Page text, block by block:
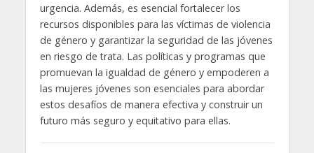
urgencia. Además, es esencial fortalecer los
recursos disponibles para las víctimas de violencia
de género y garantizar la seguridad de las jóvenes
en riesgo de trata. Las políticas y programas que
promuevan la igualdad de género y empoderen a
las mujeres jóvenes son esenciales para abordar
estos desafíos de manera efectiva y construir un
futuro más seguro y equitativo para ellas.